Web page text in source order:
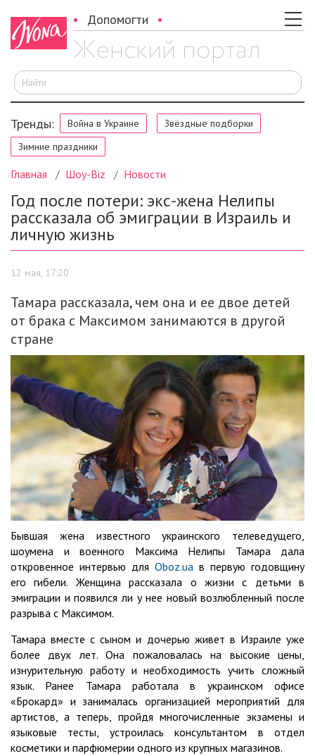
Допомогти
Тренды: Война в Украине
Звёздные подборки
Зимние праздники
Главная Шоу-Biz Новости
Год после потери: экс-жена Нелипы
рассказала об эмиграции в Израиль и
личную жизнь
12 мая, 17:20
Тамара рассказала, чем она и ее двое детей
от брака с Максимом занимаются в другой
стране
Бывшая жена известного украинского телеведущего,
шоумена и военного Максима Нелипы Тамара дала
откровенное интервью для Oboz.ua в первую годовщину
его гибели. Женщина рассказала о жизни с детьми в
эмиграции и появился ли у нее новый возлюбленный после
разрыва с Максимом.
Тамара вместе с сыном и дочерью живет в Израиле уже
более двух лет. Она пожаловалась на высокие цены,
изнурительную работу и необходимость учить сложный
язык. Ранее Тамара работала в украинском офисе
«Брокард» и занималась организацией мероприятий для
артистов, а теперь, пройдя многочисленные экзамены и
языковые тесты, устроилась консультантом в отдел
косметики и парфюмерии одного из крупных магазинов.